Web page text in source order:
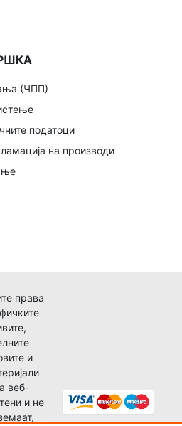
(ЧПП)
податоци
на производи
права
и
веб-
и не